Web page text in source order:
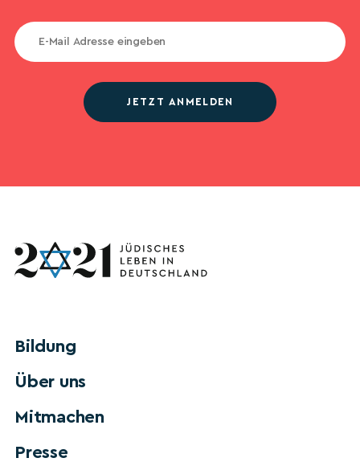
JETZT ANMELDEN
Bildung
Über uns
Mitmachen
Presse